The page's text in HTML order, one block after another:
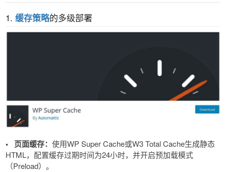
1. 缓存策略的多级部署
• 页面缓存​​： 使用WP Super Cache或W3 Total Cache生成静态
HTML，配置缓存过期时间为24小时，并开启预加载模式
（Preload）。